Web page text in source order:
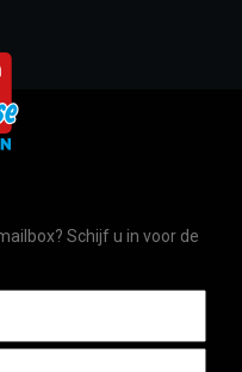
Schijf u in voor de